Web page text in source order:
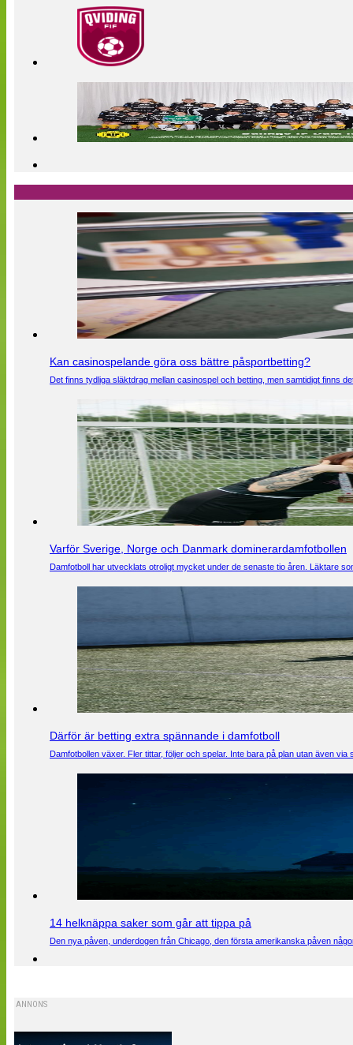
Kan casinospelande göra oss bättre påsportbetting?
Det finns tydliga släktdrag mellan casinospel och betting, men samtidigt finns
Varför Sverige, Norge och Danmark dominerardamfotbollen
Damfotboll har utvecklats otroligt mycket under de senaste tio åren. Läktare
Därför är betting extra spännande i damfotboll
Damfotbollen växer. Fler tittar, följer och spelar. Inte bara på plan utan även
14 helknäppa saker som går att tippa på
Den nya påven, underdogen från Chicago, den första amerikanska påven
ANNONS